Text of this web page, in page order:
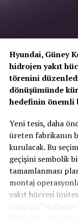
Sport ile
Türkiye’nin
değerlerine sahip
tutunma kabiliyeti
olarak bizzat
Sport, performans
Hyundai, Güney
hidrojen yakıt
törenini
dönüşümünde
hedefinin önemli
Yeni tesis, daha
üreten fabrikanın
kurulacak. Bu
geçişini sembolik
tamamlanması
montaj
yakıt hücresi
Grup’un